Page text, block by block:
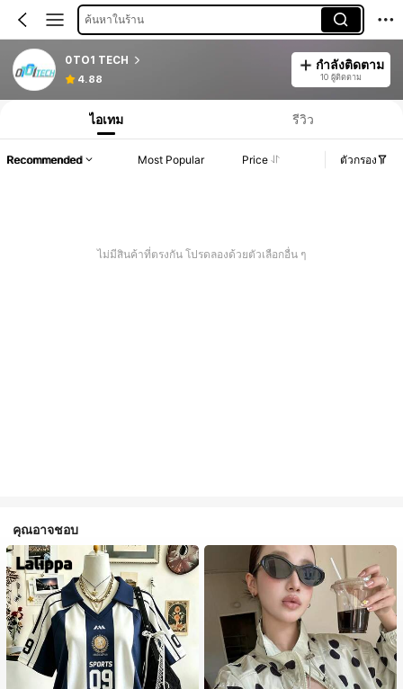
ค้นหาในร้าน
0TO1 TECH
4.88
กำลังติดตาม
10 ผู้ติดตาม
ไอเทม รีวิว
Recommended Most Popular Price ตัวกรอง
ไม่มีสินค้าที่ตรงกัน โปรดลองด้วยตัวเลือกอื่น ๆ
คุณอาจชอบ